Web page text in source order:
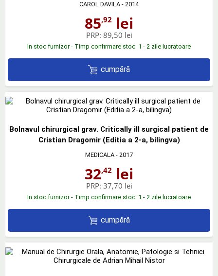
CAROL DAVILA - 2014
85,92 lei
PRP: 89,50 lei
In stoc furnizor - Timp confirmare stoc: 1 - 2 zile lucratoare
cumpără
Bolnavul chirurgical grav. Critically ill surgical patient de
Cristian Dragomir (Editia a 2-a, bilingva)
MEDICALA - 2017
32,42 lei
PRP: 37,70 lei
In stoc furnizor - Timp confirmare stoc: 1 - 2 zile lucratoare
cumpără